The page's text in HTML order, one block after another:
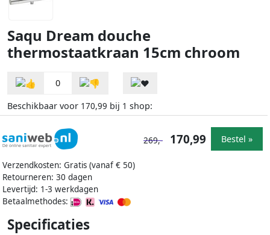
Saqu Dream douche
thermostaatkraan 15cm chroom
0
Beschikbaar voor 170,99 bij 1 shop:
Verzendkosten: Gratis (vanaf € 50)
Retourneren: 30 dagen
Levertijd: 1-3 werkdagen
Betaalmethodes:
269,- 170,99 Bestel »
Specificaties